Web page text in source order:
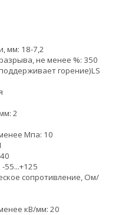
мм: 18-7,2
не менее %: 350
горение)LS
2
Мпа: 10
55...+125
сопротивление, Ом/
кВ/мм: 20